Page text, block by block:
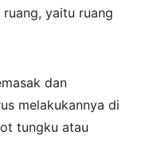
yaitu ruang
dan
melakukannya di
tungku atau